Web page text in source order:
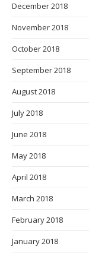
December 2018
November 2018
October 2018
September 2018
August 2018
July 2018
June 2018
May 2018
April 2018
March 2018
February 2018
January 2018